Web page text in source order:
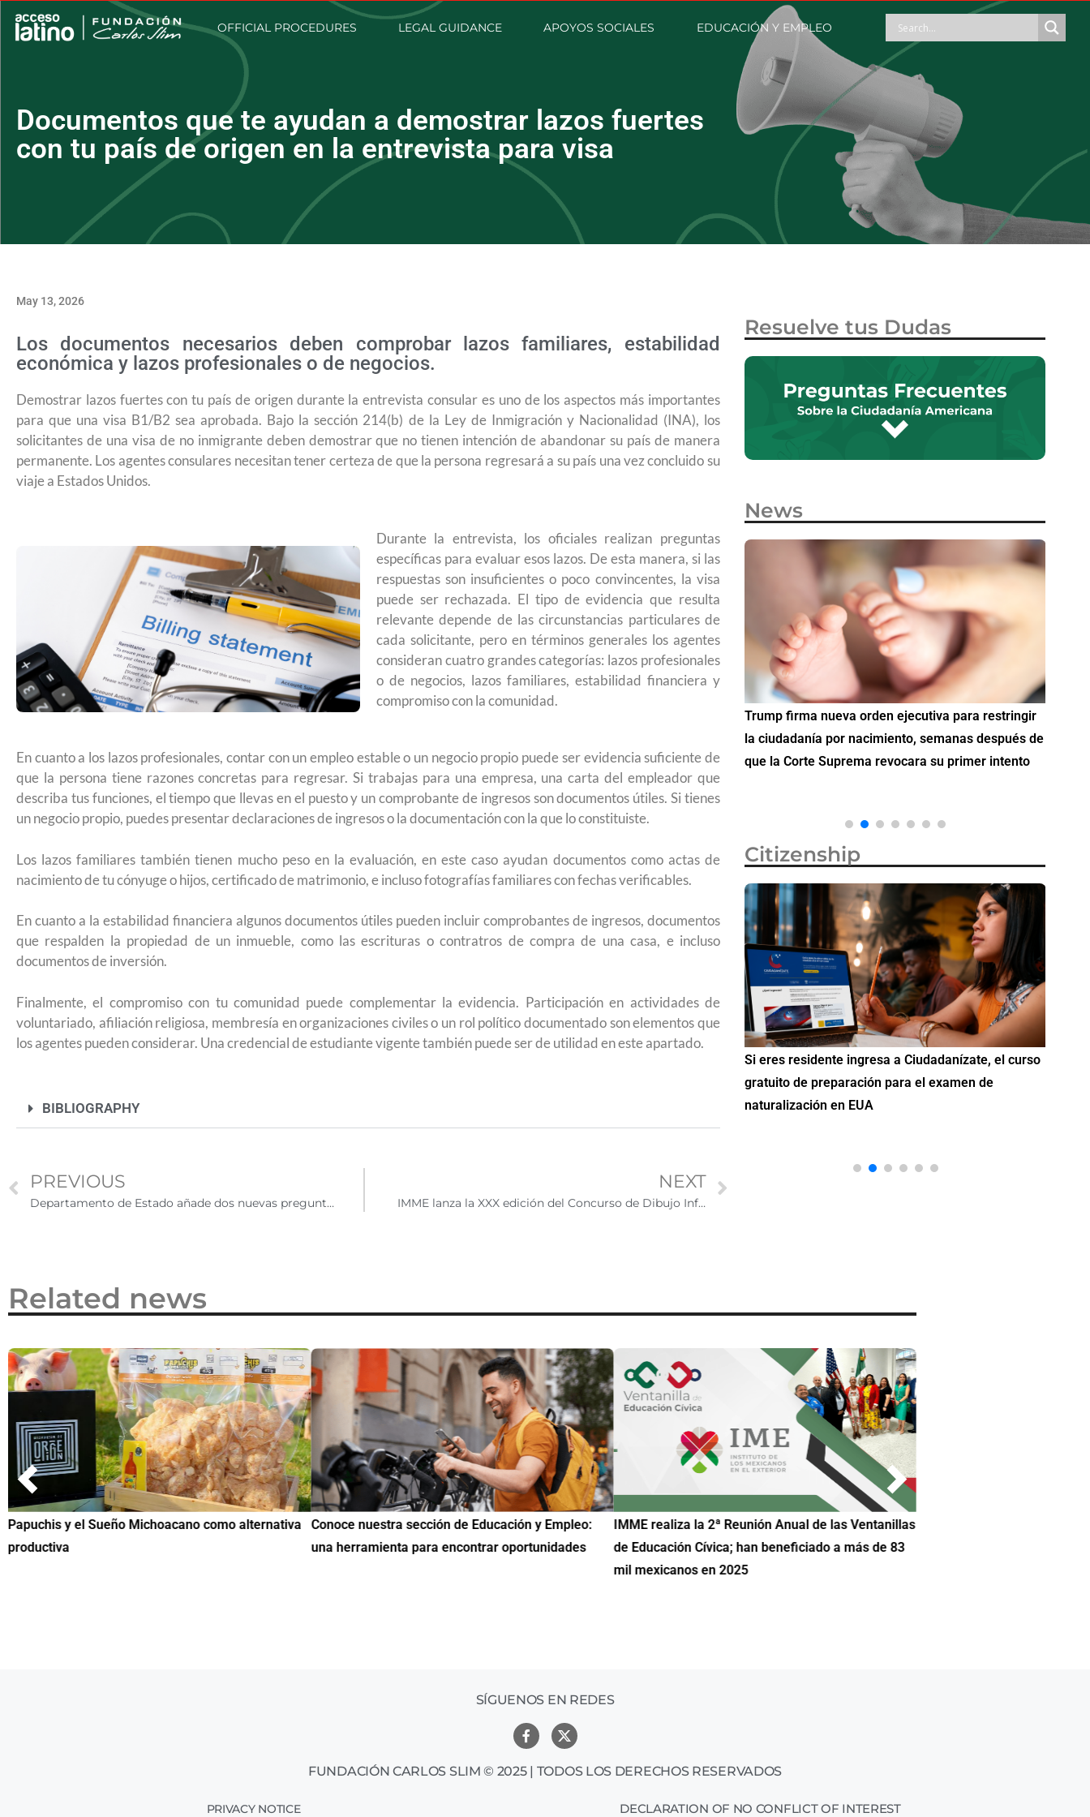
OFFICIAL PROCEDURES LEGAL GUIDANCE APOYOS SOCIALES EDUCACIÓN Y EMPLEO
Documentos que te ayudan a demostrar lazos fuertes
con tu país de origen en la entrevista para visa
May 13, 2026
Los documentos necesarios deben comprobar lazos familiares, estabilidad
económica y lazos profesionales o de negocios.
Demostrar lazos fuertes con tu país de origen durante la entrevista consular es uno de los aspectos más importantes
para que una visa B1/B2 sea aprobada. Bajo la sección 214(b) de la Ley de Inmigración y Nacionalidad (INA), los
solicitantes de una visa de no inmigrante deben demostrar que no tienen intención de abandonar su país de manera
permanente. Los agentes consulares necesitan tener certeza de que la persona regresará a su país una vez concluido su
viaje a Estados Unidos.
Durante la entrevista, los oficiales realizan preguntas
específicas para evaluar esos lazos. De esta manera, si las
respuestas son insuficientes o poco convincentes, la visa
puede ser rechazada. El tipo de evidencia que resulta
relevante depende de las circunstancias particulares de
cada solicitante, pero en términos generales los agentes
consideran cuatro grandes categorías: lazos profesionales
o de negocios, lazos familiares, estabilidad financiera y
compromiso con la comunidad.
En cuanto a los lazos profesionales, contar con un empleo estable o un negocio propio puede ser evidencia suficiente de
que la persona tiene razones concretas para regresar. Si trabajas para una empresa, una carta del empleador que
describa tus funciones, el tiempo que llevas en el puesto y un comprobante de ingresos son documentos útiles. Si tienes
un negocio propio, puedes presentar declaraciones de ingresos o la documentación con la que lo constituiste.
Los lazos familiares también tienen mucho peso en la evaluación, en este caso ayudan documentos como actas de
nacimiento de tu cónyuge o hijos, certificado de matrimonio, e incluso fotografías familiares con fechas verificables.
En cuanto a la estabilidad financiera algunos documentos útiles pueden incluir comprobantes de ingresos, documentos
que respalden la propiedad de un inmueble, como las escrituras o contratros de compra de una casa, e incluso
documentos de inversión.
Finalmente, el compromiso con tu comunidad puede complementar la evidencia. Participación en actividades de
voluntariado, afiliación religiosa, membresía en organizaciones civiles o un rol político documentado son elementos que
los agentes pueden considerar. Una credencial de estudiante vigente también puede ser de utilidad en este apartado.
BIBLIOGRAPHY
PREVIOUS
Departamento de Estado añade dos nuevas preguntas para las entrevistas de visas
NEXT
IMME lanza la XXX edición del Concurso de Dibujo Infantil “Este es mi México” con el tema “La fiesta mexicana que celebras”
Resuelve tus Dudas
News
¿Cómo inscribirse a Jóvenes Construyendo el
Trump firma nueva orden ejecutiva para restringir
la ciudadanía por nacimiento, semanas después de
que la Corte Suprema revocara su primer intento
Citizenship
Si eres residente ingresa a Ciudadanízate, el curso
gratuito de preparación para el examen de
naturalización en EUA
Related news
Papuchis y el Sueño Michoacano como alternativa
productiva
Conoce nuestra sección de Educación y Empleo:
una herramienta para encontrar oportunidades
IMME realiza la 2ª Reunión Anual de las Ventanillas
de Educación Cívica; han beneficiado a más de 83
mil mexicanos en 2025
SÍGUENOS EN REDES
FUNDACIÓN CARLOS SLIM © 2025 | TODOS LOS DERECHOS RESERVADOS
PRIVACY NOTICE DECLARATION OF NO CONFLICT OF INTEREST